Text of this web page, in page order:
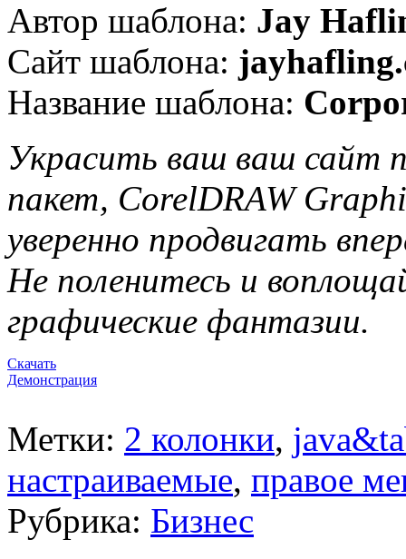
Автор шаблона: Jay
Сайт шаблона:
Название шаблона:
Украсить ваш ваш сайт
пакет, CorelDRAW
уверенно продвигать
Не поленитесь и
графические фантазии.
Скачать
Демонстрация
Метки: 2 колонки,
настраиваемые, правое
Рубрика: Бизнес